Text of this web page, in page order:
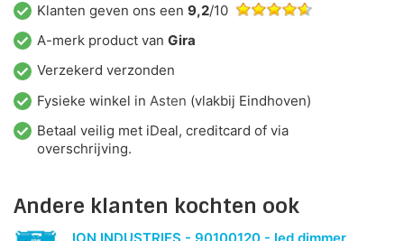
Klanten geven ons een 9,2/10
A-merk product van Gira
Verzekerd verzonden
Fysieke winkel in Asten (vlakbij Eindhoven)
Betaal veilig met iDeal, creditcard of via
overschrijving.
Andere klanten kochten ook